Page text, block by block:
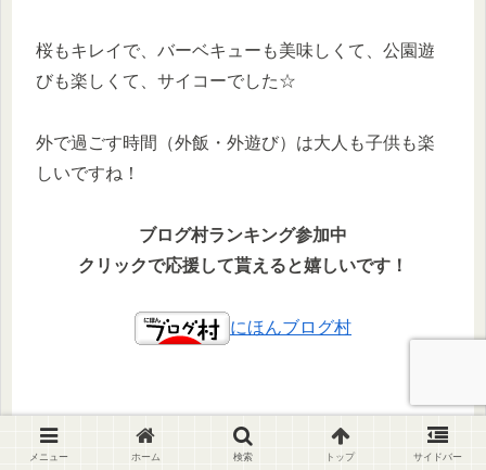
桜もキレイで、バーベキューも美味しくて、公園遊
びも楽しくて、サイコーでした☆
外で過ごす時間（外飯・外遊び）は大人も子供も楽
しいですね！
ブログ村ランキング参加中
クリックで応援して貰えると嬉しいです！
にほんブログ村
おうちに備えを、アウトドアに快適を！
メニュー ホーム 検索 トップ サイドバー